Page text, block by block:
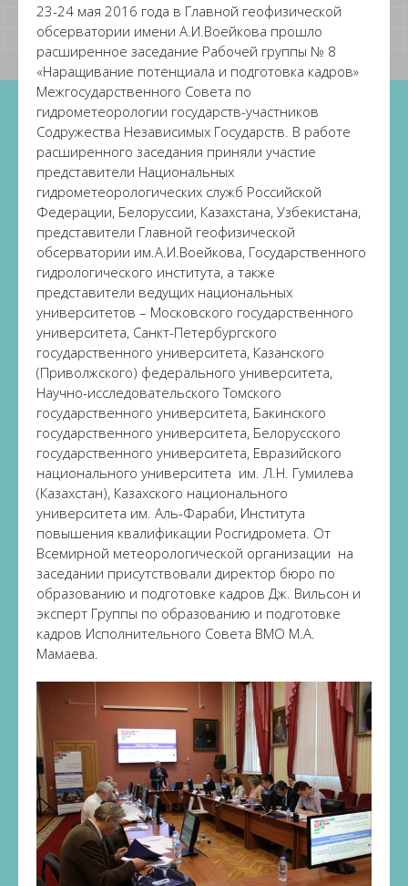
23-24 мая 2016 года в Главной геофизической
обсерватории имени А.И.Воейкова прошло
расширенное заседание Рабочей группы № 8
«Наращивание потенциала и подготовка кадров»
Межгосударственного Совета по
гидрометеорологии государств-участников
Содружества Независимых Государств. В работе
расширенного заседания приняли участие
представители Национальных
гидрометеорологических служб Российской
Федерации, Белоруссии, Казахстана, Узбекистана,
представители Главной геофизической
обсерватории им.А.И.Воейкова, Государственного
гидрологического института, а также
представители ведущих национальных
университетов – Московского государственного
университета, Санкт-Петербургского
государственного университета, Казанского
(Приволжского) федерального университета,
Научно-исследовательского Томского
государственного университета, Бакинского
государственного университета, Белорусского
государственного университета, Евразийского
национального университета им. Л.Н. Гумилева
(Казахстан), Казахского национального
университета им. Аль-Фараби, Института
повышения квалификации Росгидромета. От
Всемирной метеорологической организации на
заседании присутствовали директор бюро по
образованию и подготовке кадров Дж. Вильсон и
эксперт Группы по образованию и подготовке
кадров Исполнительного Совета ВМО М.А.
Мамаева.